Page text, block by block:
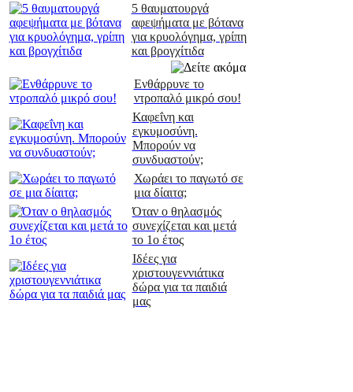
5 θαυματουργά
αφεψήματα με βότανα
για κρυολόγημα, γρίπη
και βρογχίτιδα
Ενθάρρυνε το
ντροπαλό μικρό σου!
Καφεΐνη και
εγκυμοσύνη.
Μπορούν να
συνδυαστούν;
Χωράει το παγωτό σε
μια δίαιτα;
Όταν ο θηλασμός
συνεχίζεται και μετά
το 1ο έτος
Ιδέες για
χριστουγεννιάτικα
δώρα για τα παιδιά
μας